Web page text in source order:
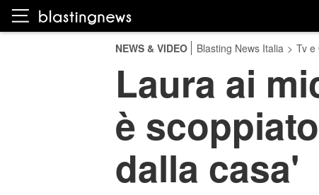
NEWS & VIDEO Blasting News Italia > Tv e
Laura ai
è
dalla casa'